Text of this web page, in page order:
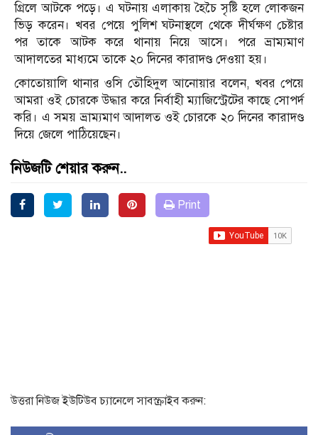
গ্রিলে আটকে পড়ে। এ ঘটনায় এলাকায় হৈচৈ সৃষ্টি হলে লোকজন
ভিড় করেন। খবর পেয়ে পুলিশ ঘটনাস্থলে থেকে দীর্ঘক্ষণ চেষ্টার
পর তাকে আটক করে থানায় নিয়ে আসে। পরে ভ্রাম্যমাণ
আদালতের মাধ্যমে তাকে ২০ দিনের কারাদণ্ড দেওয়া হয়।
কোতোয়ালি থানার ওসি তৌহিদুল আনোয়ার বলেন, খবর পেয়ে
আমরা ওই চোরকে উদ্ধার করে নির্বাহী ম্যাজিস্ট্রেটের কাছে সোপর্দ
করি। এ সময় ভ্রাম্যমাণ আদালত ওই চোরকে ২০ দিনের কারাদণ্ড
দিয়ে জেলে পাঠিয়েছেন।
নিউজটি শেয়ার করুন..
Print
উত্তরা নিউজ ইউটিউব চ্যানেলে সাবস্ক্রাইব করুন: